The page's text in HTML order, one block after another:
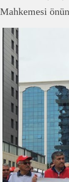
Mahkemesi